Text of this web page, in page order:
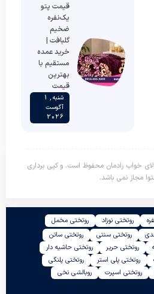
قیمت پتو
یک‌نفره
ضخیم
گلبافت |
خرید عمده
مستقیم با
بهترین
قیمت
شنبه , 1
آگوست
2026
خواب رادمان محفوظ است. و کپی برداری
مجاز نمی باشد.
روتختی نوزاد
روتختی مخمل
روتختی سنتی
روتختی ساتن
روتختی حریر
روتختی حاشیه دار
روتختی پلی استر
روتختی پلنگی
روتختی اسپرت
روبالشی نخی